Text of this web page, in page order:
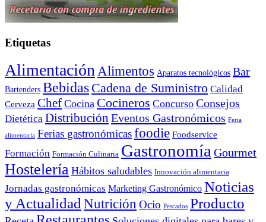
Etiquetas
Alimentación Alimentos Aparatos tecnológicos Bar
Bartenders Bebidas Cadena de Suministro Calidad
Cerveza Chef Cocina Cocineros Concurso Consejos
Dietética Distribución Eventos Gastronómicos Feria
alimentaria Ferias gastronómicasfoodie Foodservice
Formación Formación Culinaria Gastronomía Gourmet
Hostelería Hábitos saludables Innovación alimentaria
Jornadas gastronómicas Marketing Gastronómico Noticias
y Actualidad Nutrición Ocio Pescados Producto